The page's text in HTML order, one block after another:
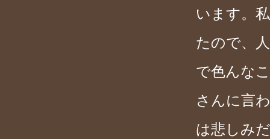
います。
たので、
で色んな
さんに言
は悲しみ